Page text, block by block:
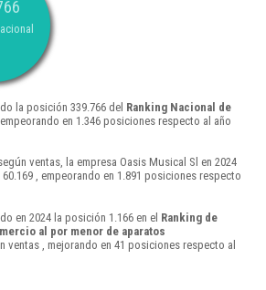
la posición 339.766 del Ranking Nacional de
en 1.346 posiciones respecto al año
ventas, la empresa Oasis Musical Sl en 2024
, empeorando en 1.891 posiciones respecto
en 2024 la posición 1.166 en el Ranking de
al por menor de aparatos
ventas , mejorando en 41 posiciones respecto al